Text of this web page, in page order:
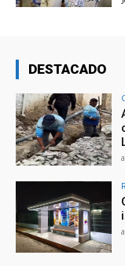
DESTACADO